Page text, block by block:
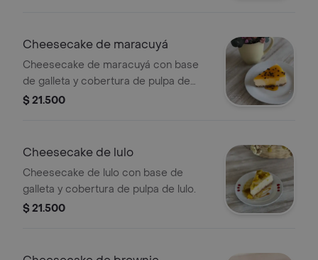
Cheesecake de maracuyá
Cheesecake de maracuyá con base
de galleta y cobertura de pulpa de
maracuyá.
$ 21.500
Cheesecake de lulo
Cheesecake de lulo con base de
galleta y cobertura de pulpa de lulo.
$ 21.500